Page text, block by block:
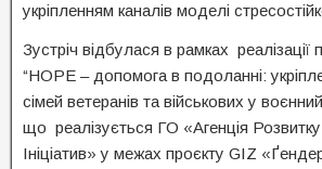
укріпленням каналів моделі
Зустріч відбулася в рамках реалізації
“HOPE – допомога в подоланні:
сімей ветеранів та військових у
що реалізується ГО «Агенція
Ініціатив» у межах проєкту GIZ